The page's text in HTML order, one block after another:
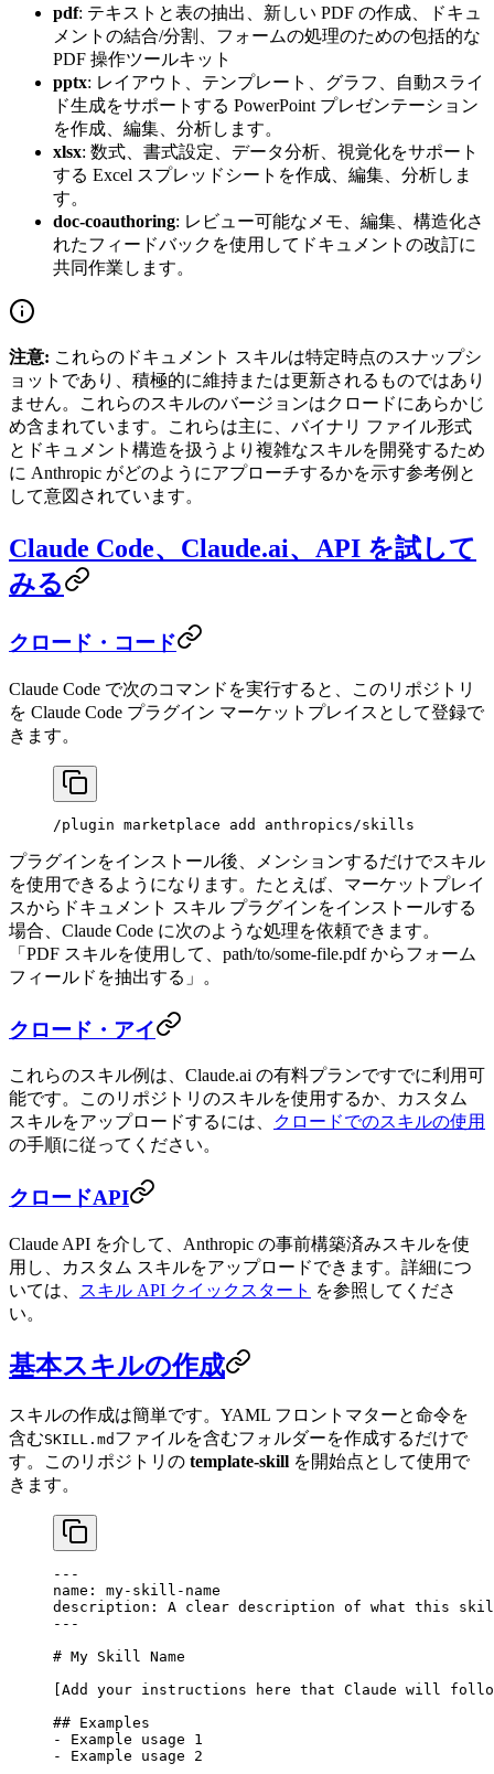
pdf: テキストと表の抽出、新しい PDF の作成、ドキュ
メントの結合/分割、フォームの処理のための包括的な
PDF 操作ツールキット
pptx: レイアウト、テンプレート、グラフ、自動スライ
ド生成をサポートする PowerPoint プレゼンテーション
を作成、編集、分析します。
xlsx: 数式、書式設定、データ分析、視覚化をサポート
する Excel スプレッドシートを作成、編集、分析しま
す。
doc-coauthoring: レビュー可能なメモ、編集、構造化さ
れたフィードバックを使用してドキュメントの改訂に
共同作業します。
注意: これらのドキュメント スキルは特定時点のスナップシ
ョットであり、積極的に維持または更新されるものではあり
ません。これらのスキルのバージョンはクロードにあらかじ
め含まれています。これらは主に、バイナリ ファイル形式
とドキュメント構造を扱うより複雑なスキルを開発するため
に Anthropic がどのようにアプローチするかを示す参考例と
して意図されています。
Claude Code、Claude.ai、API を試して
みる
クロード・コード
Claude Code で次のコマンドを実行すると、このリポジトリ
を Claude Code プラグイン マーケットプレイスとして登録で
きます。
/plugin marketplace add anthropics/skills
プラグインをインストール後、メンションするだけでスキル
を使用できるようになります。たとえば、マーケットプレイ
スからドキュメント スキル プラグインをインストールする
場合、Claude Code に次のような処理を依頼できます。
「PDF スキルを使用して、path/to/some-file.pdf からフォーム
フィールドを抽出する」。
クロード・アイ
これらのスキル例は、Claude.ai の有料プランですでに利用可
能です。このリポジトリのスキルを使用するか、カスタム
スキルをアップロードするには、
クロードでのスキルの使用
の手順に従ってください。
クロードAPI
Claude API を介して、Anthropic の事前構築済みスキルを使
用し、カスタム スキルをアップロードできます。詳細につ
いては、
スキル API クイックスタート を参照してくださ
い。
基本スキルの作成
スキルの作成は簡単です。YAML フロントマターと命令を
含むSKILL.md ファイルを含むフォルダーを作成するだけで
す。このリポジトリの template-skill を開始点として使用で
きます。
---
name: my-skill-name
description: A clear description of what this
---
# My Skill Name
[Add your instructions here that Claude will
## Examples
-
Example usage 1
-
Example usage 2